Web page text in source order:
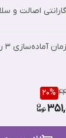
گارانتی اصالت و
زمان آماده‌سازی 3
20%